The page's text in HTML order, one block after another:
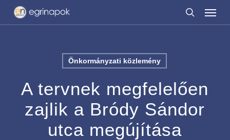
Skip
search
Menu
Önkormányzati közlemény
A tervnek megfelelően
zajlik a Bródy Sándor
utca megújítása